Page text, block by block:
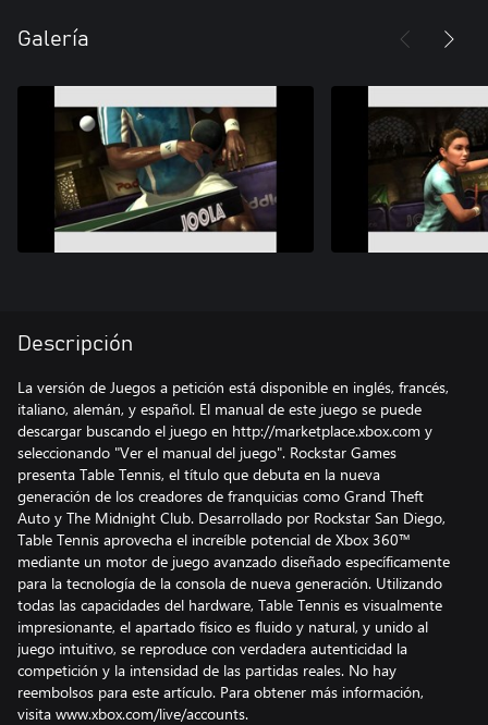
Galería
Descripción
La versión de Juegos a petición está disponible en inglés, francés,
italiano, alemán, y español. El manual de este juego se puede
descargar buscando el juego en http://marketplace.xbox.com y
seleccionando "Ver el manual del juego". Rockstar Games
presenta Table Tennis, el título que debuta en la nueva
generación de los creadores de franquicias como Grand Theft
Auto y The Midnight Club. Desarrollado por Rockstar San Diego,
Table Tennis aprovecha el increíble potencial de Xbox 360™
mediante un motor de juego avanzado diseñado específicamente
para la tecnología de la consola de nueva generación. Utilizando
todas las capacidades del hardware, Table Tennis es visualmente
impresionante, el apartado físico es fluido y natural, y unido al
juego intuitivo, se reproduce con verdadera autenticidad la
competición y la intensidad de las partidas reales. No hay
reembolsos para este artículo. Para obtener más información,
visita www.xbox.com/live/accounts.